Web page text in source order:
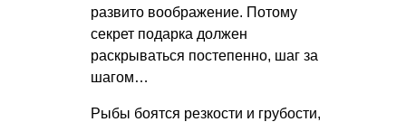
развито воображение. Потому
секрет подарка должен
раскрываться постепенно, шаг за
шагом…
Рыбы боятся резкости и грубости,